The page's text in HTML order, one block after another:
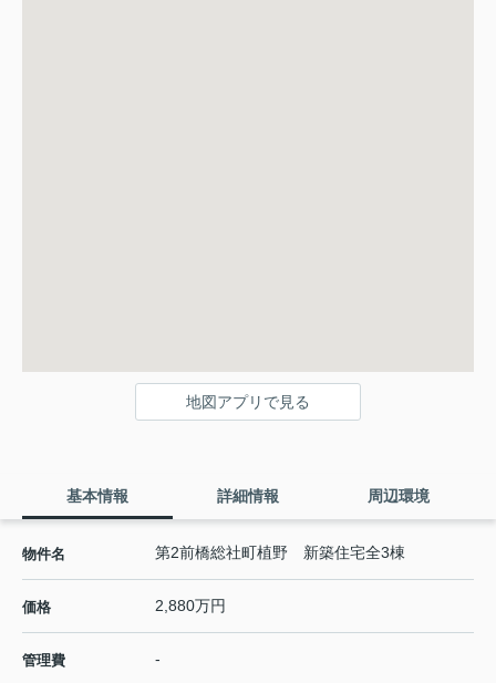
地図アプリで見る
基本情報 詳細情報 周辺環境
物件名 第2前橋総社町植野 新築住宅全3棟
価格 2,880万円
管理費 -